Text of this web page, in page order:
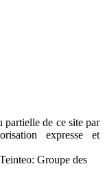
partielle de ce site par
expresse et
Groupe des